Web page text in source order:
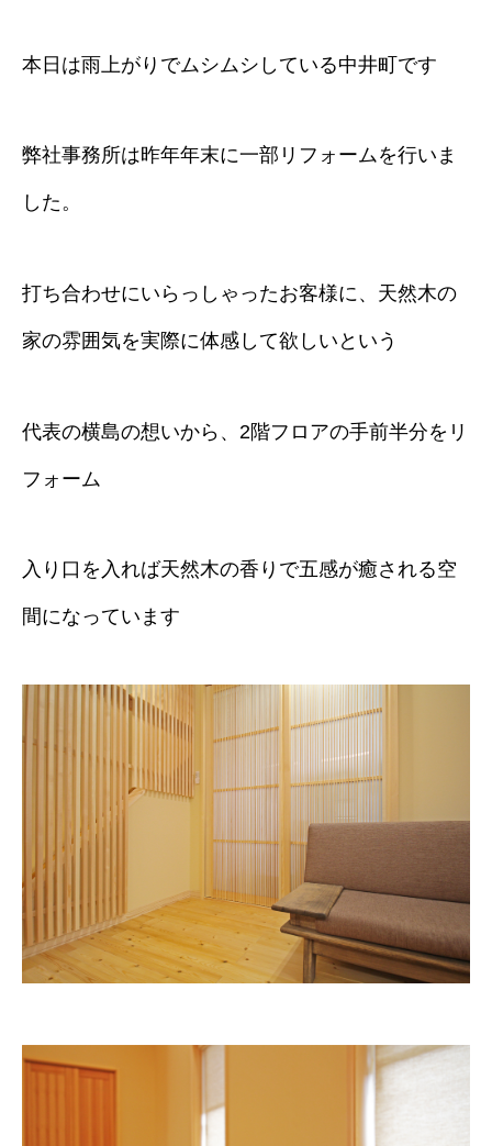
本日は雨上がりでムシムシしている中井町です
弊社事務所は昨年年末に一部リフォームを行いま
した。
打ち合わせにいらっしゃったお客様に、天然木の
家の雰囲気を実際に体感して欲しいという
代表の横島の想いから、2階フロアの手前半分をリ
フォーム
入り口を入れば天然木の香りで五感が癒される空
間になっています